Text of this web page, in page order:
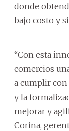
donde
bajo costo y
“Con esta
comercios
a cumplir
y la
mejorar y
Corina,